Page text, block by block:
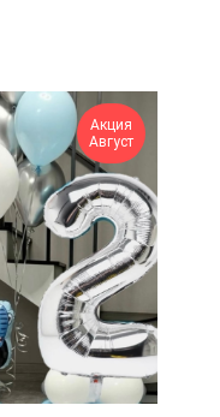
Акция
Август